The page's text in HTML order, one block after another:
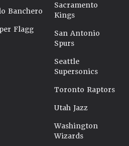
Banchero
Flagg
Sacramento
Kings
San Antonio
Spurs
Seattle
Supersonics
Toronto Raptors
Utah Jazz
Washington
Wizards